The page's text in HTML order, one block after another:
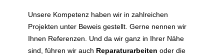
Unsere Kompetenz haben wir in zahlreichen
Projekten unter Beweis gestellt. Gerne nennen wir
Ihnen Referenzen. Und da wir ganz in Ihrer Nähe
sind, führen wir auch Reparaturarbeiten oder die